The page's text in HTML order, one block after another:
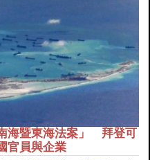
海暨東海法案」 拜登可
官員與企業